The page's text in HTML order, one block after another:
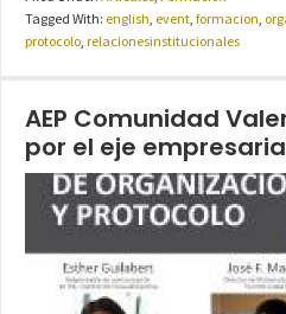
Tagged With: english, event, formacion,
protocolo, relacionesinstitucionales
AEP Comunidad
por el eje